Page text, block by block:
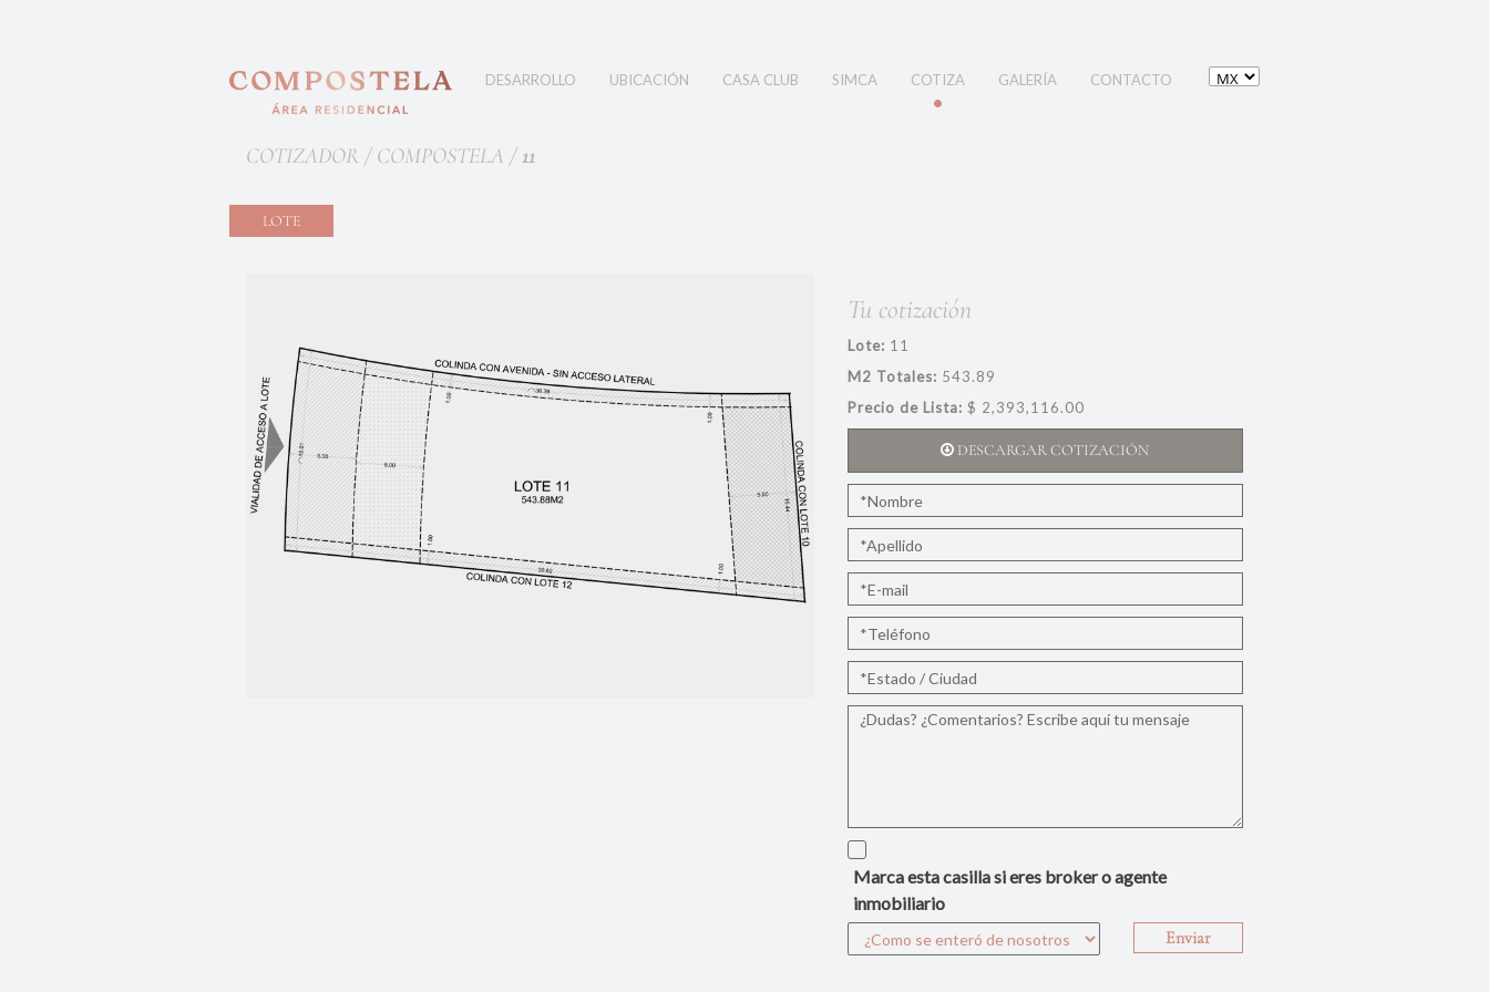
DESARROLLO UBICACIÓN CASA CLUB SIMCA COTIZA GALERÍA CONTACTO
COTIZADOR / COMPOSTELA /11
LOTE
Tu cotización
Lote: 11
M2 Totales: 543.89
Precio de Lista: $ 2,393,116.00
DESCARGAR COTIZACIÓN
Marca esta casilla si eres broker o agente
inmobiliario
Enviar